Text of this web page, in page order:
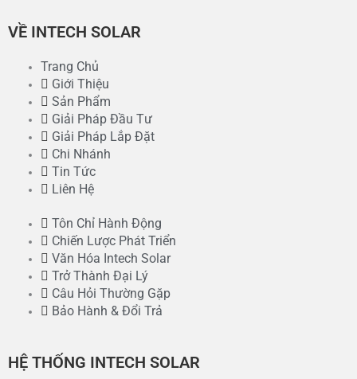
VỀ INTECH SOLAR
Trang Chủ
Giới Thiệu
Sản Phẩm
Giải Pháp Đầu Tư
Giải Pháp Lắp Đặt
Chi Nhánh
Tin Tức
Liên Hệ
Tôn Chỉ Hành Động
Chiến Lược Phát Triển
Văn Hóa Intech Solar
Trở Thành Đại Lý
Câu Hỏi Thường Gặp
Bảo Hành & Đổi Trả
HỆ THỐNG INTECH SOLAR